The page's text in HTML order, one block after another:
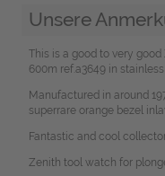
Unsere
This is a good to very
600m ref.a3649 in
Manufactured in around
superrare orange bezel
Fantastic and cool
Zenith tool watch for